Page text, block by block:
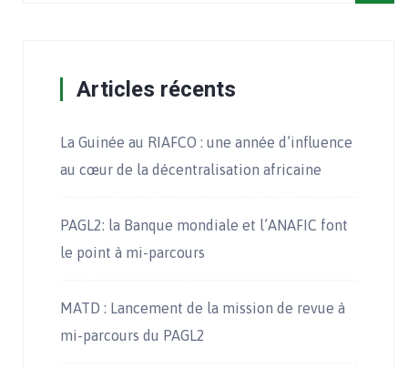
Articles récents
La Guinée au RIAFCO : une année d’influence
au cœur de la décentralisation africaine
PAGL2: la Banque mondiale et l’ANAFIC font
le point à mi-parcours
MATD : Lancement de la mission de revue à
mi-parcours du PAGL2